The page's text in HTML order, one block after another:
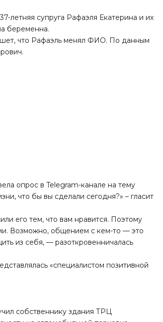
летняя супруга Рафаэля Екатерина и их
беременна.
что Рафаэль менял ФИО. По данным
опрос в Telegram-канале на тему
что бы вы сделали сегодня?» – гласит
его тем, что вам нравится. Поэтому
Возможно, общением с кем-то — это
из себя, — разоткровенничалась
«специалистом позитивной
собственнику здания ТРЦ